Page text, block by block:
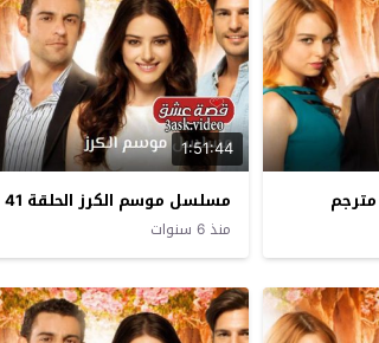
1:51:44
مسلسل موسم الكرز الحلقة 41 مترجم
منذ 6 سنوات